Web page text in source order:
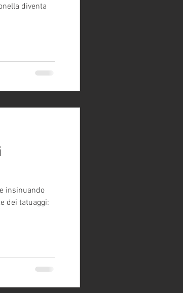
diventa
insinuando
dei tatuaggi: